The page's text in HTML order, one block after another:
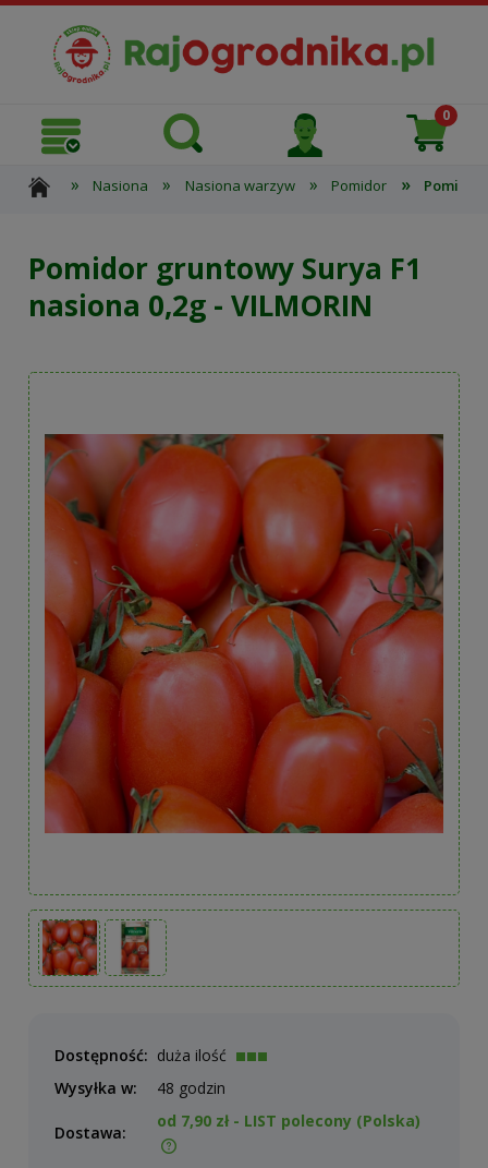
» Nasiona » Nasiona warzyw » Pomidor » Pomidor
Pomidor gruntowy Surya F1
nasiona 0,2g - VILMORIN
Dostępność: duża ilość
Wysyłka w:
48 godzin
Dostawa:
od 7,90 zł - LIST polecony (Polska)